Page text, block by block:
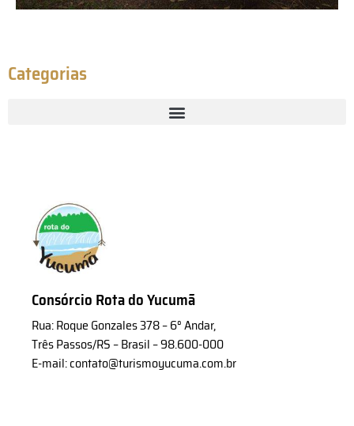
Categorias
Consórcio Rota do Yucumã
Rua: Roque Gonzales 378 – 6° Andar,
Três Passos/RS – Brasil – 98.600-000
E-mail: contato@turismoyucuma.com.br